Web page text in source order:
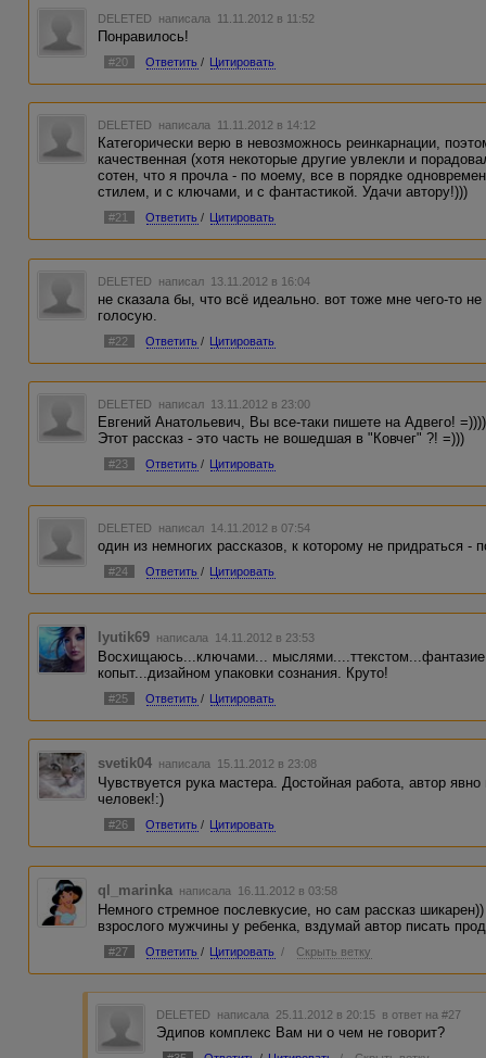
DELETED написала 11.11.2012 в 11:52
Понравилось!
#20 Ответить / Цитировать
DELETED написала 11.11.2012 в 14:12
Категорически верю в невозможнось реинкарнации,
качественная (хотя некоторые другие увлекли и
сотен, что я прочла - по моему, все в порядке
стилем, и с ключами, и с фантастикой. Удачи автору!)))
#21 Ответить / Цитировать
DELETED написал 13.11.2012 в 16:04
не сказала бы, что всё идеально. вот тоже мне чего-то
голосую.
#22 Ответить / Цитировать
DELETED написал 13.11.2012 в 23:00
Евгений Анатольевич, Вы все-таки пишете на Адвего! =))))
Этот рассказ - это часть не вошедшая в "Ковчег" ?! =)))
#23 Ответить / Цитировать
DELETED написал 14.11.2012 в 07:54
один из немногих рассказов, к которому не придраться -
#24 Ответить / Цитировать
lyutik69 написала 14.11.2012 в 23:53
Восхищаюсь...ключами...
копыт...дизайном упаковки сознания. Круто!
#25 Ответить / Цитировать
svetik04 написала 15.11.2012 в 23:08
Чувствуется рука мастера. Достойная работа, автор
человек!:)
#26 Ответить / Цитировать
ql_marinka написала 16.11.2012 в 03:58
Немного стремное послевкусие, но сам рассказ
взрослого мужчины у ребенка, вздумай автор писать
#27 Ответить / Цитировать / Скрыть ветку
DELETED написала 25.11.2012 в 20:15 в ответ на #27
Эдипов комплекс Вам ни о чем не говорит?